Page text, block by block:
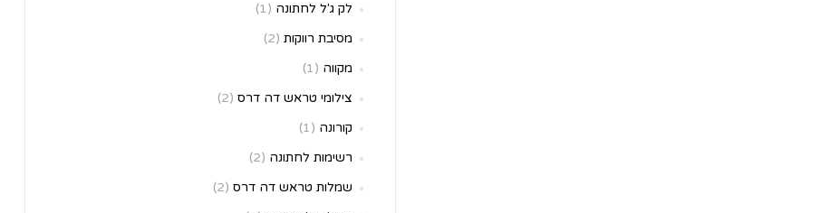
לק ג'ל לחתונה (1)
מסיבת רווקות(2)
מקווה (1)
צילומי טראש דה דרס(2)
קורונה (1)
רשימות לחתונה (2)
שמלות טראש דה דרס(2)